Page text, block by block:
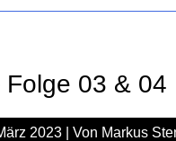
Folge 03 & 04
2023 | Von Markus